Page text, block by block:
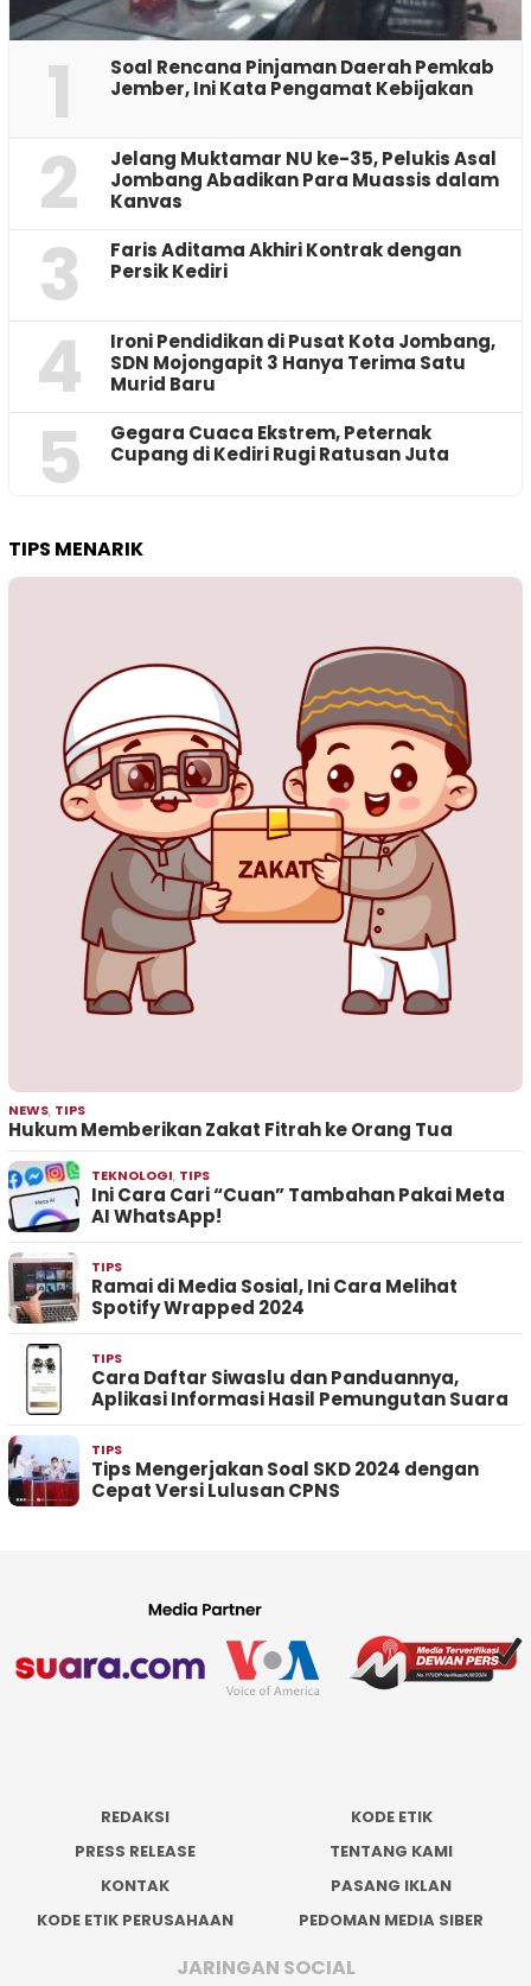
1
‎Soal Rencana Pinjaman Daerah Pemkab
Jember, Ini Kata Pengamat Kebijakan ‎
2
Jelang Muktamar NU ke-35, Pelukis Asal
Jombang Abadikan Para Muassis dalam
Kanvas
3
Faris Aditama Akhiri Kontrak dengan
Persik Kediri
4
Ironi Pendidikan di Pusat Kota Jombang,
SDN Mojongapit 3 Hanya Terima Satu
Murid Baru
5
‎Gegara Cuaca Ekstrem, Peternak
Cupang di Kediri Rugi Ratusan Juta
TIPS MENARIK
NEWS, TIPS
Hukum Memberikan Zakat Fitrah ke Orang Tua
TEKNOLOGI, TIPS
Ini Cara Cari “Cuan” Tambahan Pakai Meta
AI WhatsApp!
TIPS
Ramai di Media Sosial, Ini Cara Melihat
Spotify Wrapped 2024
TIPS
Cara Daftar Siwaslu dan Panduannya,
Aplikasi Informasi Hasil Pemungutan Suara
TIPS
Tips Mengerjakan Soal SKD 2024 dengan
Cepat Versi Lulusan CPNS
REDAKSI
KODE ETIK
PRESS RELEASE
TENTANG KAMI
KONTAK
PASANG IKLAN
KODE ETIK PERUSAHAAN
PEDOMAN MEDIA SIBER
JARINGAN SOCIAL